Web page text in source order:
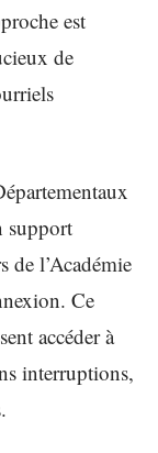
est
de
support
de l’Académie
Ce
accéder à
interruptions,